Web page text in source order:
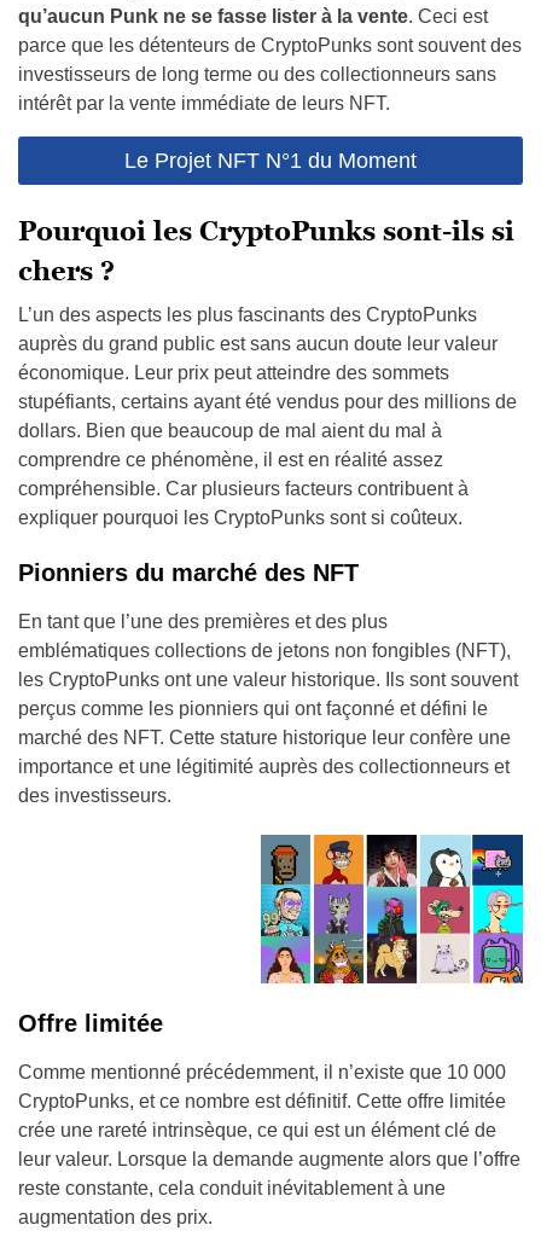
qu’aucun Punk ne se fasse lister à la vente. Ceci est
parce que les détenteurs de CryptoPunks sont souvent des
investisseurs de long terme ou des collectionneurs sans
intérêt par la vente immédiate de leurs NFT.
Le Projet NFT N°1 du Moment
Pourquoi les CryptoPunks sont-ils si
chers ?
L’un des aspects les plus fascinants des CryptoPunks
auprès du grand public est sans aucun doute leur valeur
économique. Leur prix peut atteindre des sommets
stupéfiants, certains ayant été vendus pour des millions de
dollars. Bien que beaucoup de mal aient du mal à
comprendre ce phénomène, il est en réalité assez
compréhensible. Car plusieurs facteurs contribuent à
expliquer pourquoi les CryptoPunks sont si coûteux.
Pionniers du marché des NFT
En tant que l’une des premières et des plus
emblématiques collections de jetons non fongibles (NFT),
les CryptoPunks ont une valeur historique. Ils sont souvent
perçus comme les pionniers qui ont façonné et défini le
marché des NFT. Cette stature historique leur confère une
importance et une légitimité auprès des collectionneurs et
des investisseurs.
Offre limitée
Comme mentionné précédemment, il n’existe que 10 000
CryptoPunks, et ce nombre est définitif. Cette offre limitée
crée une rareté intrinsèque, ce qui est un élément clé de
leur valeur. Lorsque la demande augmente alors que l’offre
reste constante, cela conduit inévitablement à une
augmentation des prix.